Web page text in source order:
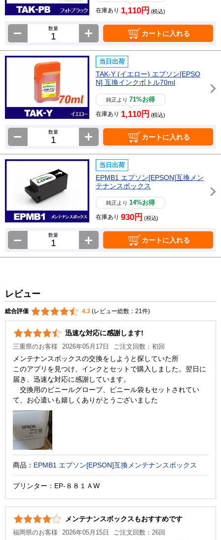
在庫あり 1,110円 (税込)
数量
カートに入れる
当日出荷
TAK-Y (イエロー) エプソン[EPSO
N] 互換インクボトル70ml
純正より71%お得
在庫あり 1,110円 (税込)
数量
カートに入れる
当日出荷
EPMB1 エプソン[EPSON]互換メン
テナンスボックス
純正より14%お得
在庫あり 930円 (税込)
数量
カートに入れる
レビュー
総合評価 4.3 (レビュー総数：21件)
迅速な対応に感謝します!
三重県のお客様 2026年05月17日 ご注文回数：初回
メンテナンスボックスの交換をしようと探していた所
このアプリを見つけ、インクとセットで購入しました。翌日に
届き、迅速な対応に感謝しています。
交換用のビニールグローブ、ビニール袋もセットされてい
て、お心遣いも嬉しくありがとうございました
商品： EPMB1 エプソン[EPSON]互換メンテナンスボックス
プリンター：EP-８８１ＡW
メンテナンスボックスもおすすめです
福岡県のお客様 2026年05月15日 ご注文回数：26回